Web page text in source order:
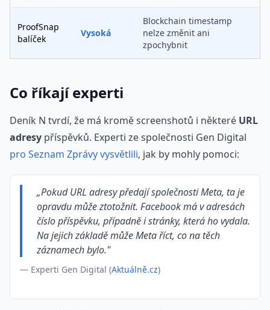
ProofSnap
balíček
Vysoká
Blockchain timestamp
nelze změnit ani
zpochybnit
Co říkají experti
Deník N tvrdí, že má kromě screenshotů i některé URL
adresy příspěvků. Experti ze společnosti Gen Digital
pro Seznam Zprávy vysvětlili, jak by mohly pomoci:
„Pokud URL adresy předají společnosti Meta, ta je
opravdu může ztotožnit. Facebook má v adresách
číslo příspěvku, případně i stránky, která ho vydala.
Na jejich základě může Meta říct, co na těch
záznamech bylo."
— Experti Gen Digital (Aktuálně.cz)